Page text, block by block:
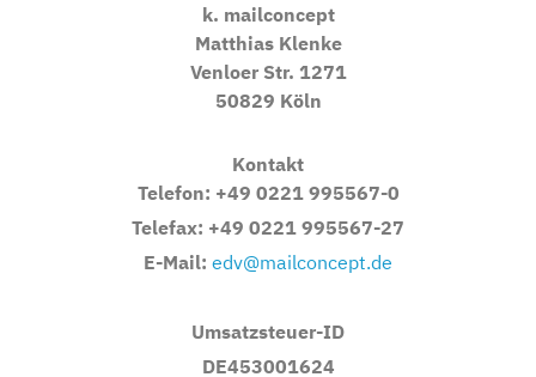
k. mailconcept
Matthias Klenke
Venloer Str. 1271
50829 Köln
Kontakt
Telefon: +49 0221 995567-0
Telefax: +49 0221 995567-27
E-Mail: edv@mailconcept.de
Umsatzsteuer-ID
DE453001624